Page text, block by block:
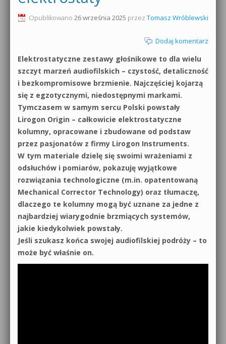
Produkcja muzyczna od podstaw
Sound Forge od podstaw
Dubstep z syntezatorem Massive
Kontakt 5 Kompendium
Pakiety
0dB.pl - informacje
Materiały dla mediów
Archiwum aktualności
Polityka prywatności
Regulamin
Działanie sklepu internetowego
Wyszukiwanie
Opublikowano 26 września 2025 przez Tomasz Wróblewski
Dodaj komentarz
Elektrostatyczne zestawy głośnikowe to dla wielu
szczyt marzeń audiofilskich – czystość, detaliczność
i bezkompromisowe brzmienie. Najczęściej kojarzą
się z egzotycznymi, niedostępnymi markami.
Tymczasem w samym sercu Polski powstały
Lirogon Origin – całkowicie elektrostatyczne
kolumny, opracowane i zbudowane od podstaw
przez pasjonatów z firmy Lirogon Instruments.
W tym materiale dzielę się swoimi wrażeniami z
odsłuchów i pomiarów, pokazuję wyjątkowe
rozwiązania technologiczne (m.in. opatentowaną
Mechanical Corrector Technology) oraz tłumaczę,
dlaczego te kolumny mogą być uznane za jedne z
najbardziej wiarygodnie brzmiących systemów,
jakie kiedykolwiek powstały.
Jeśli szukasz końca swojej audiofilskiej podróży – to
może być właśnie on.